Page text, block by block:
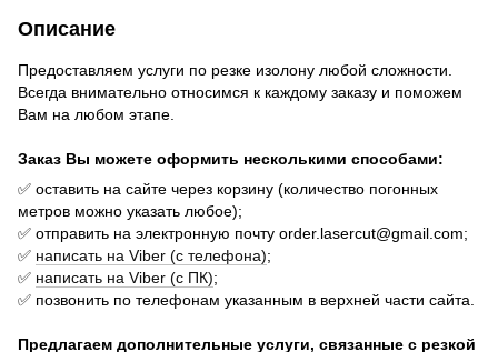
Описание
Предоставляем услуги по резке изолону любой сложности.
Всегда внимательно относимся к каждому заказу и поможем
Вам на любом этапе.
Заказ Вы можете оформить несколькими способами:
✅ оставить на сайте через корзину (количество погонных
метров можно указать любое);
✅ отправить на электронную почту order.lasercut@gmail.com;
✅ написать на Viber (с телефона);
✅ написать на Viber (с ПК);
✅ позвонить по телефонам указанным в верхней части сайта.
Предлагаем дополнительные услуги, связанные с резкой